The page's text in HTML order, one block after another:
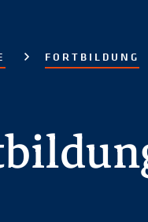
FORTBILDUNG